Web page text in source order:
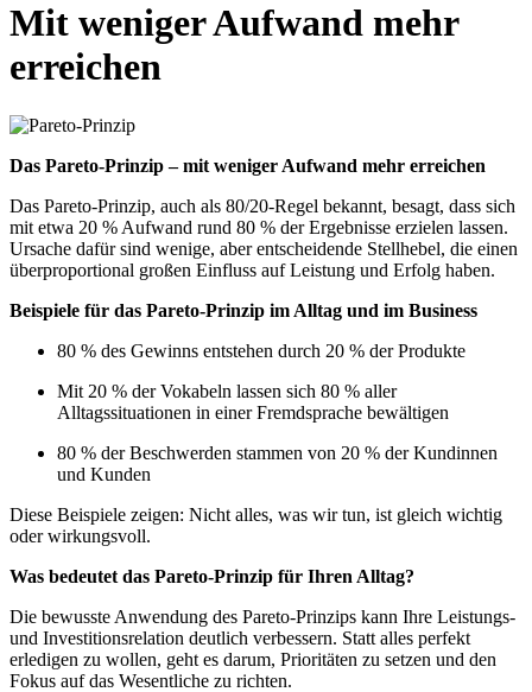
Mit weniger Aufwand mehr
erreichen
Das Pareto-Prinzip – mit weniger Aufwand mehr erreichen
Das Pareto-Prinzip, auch als 80/20-Regel bekannt, besagt, dass sich
mit etwa 20 % Aufwand rund 80 % der Ergebnisse erzielen lassen.
Ursache dafür sind wenige, aber entscheidende Stellhebel, die einen
überproportional großen Einfluss auf Leistung und Erfolg haben.
Beispiele für das Pareto-Prinzip im Alltag und im Business
80 % des Gewinns entstehen durch 20 % der Produkte
Mit 20 % der Vokabeln lassen sich 80 % aller
Alltagssituationen in einer Fremdsprache bewältigen
80 % der Beschwerden stammen von 20 % der Kundinnen
und Kunden
Diese Beispiele zeigen: Nicht alles, was wir tun, ist gleich wichtig
oder wirkungsvoll.
Was bedeutet das Pareto-Prinzip für Ihren Alltag?
Die bewusste Anwendung des Pareto-Prinzips kann Ihre Leistungs-
und Investitionsrelation deutlich verbessern. Statt alles perfekt
erledigen zu wollen, geht es darum, Prioritäten zu setzen und den
Fokus auf das Wesentliche zu richten.